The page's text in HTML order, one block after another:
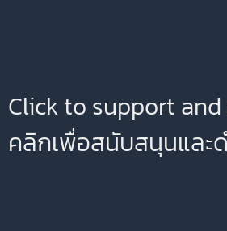
Click to support and
คลิกเพื่อสนับสนุนและด